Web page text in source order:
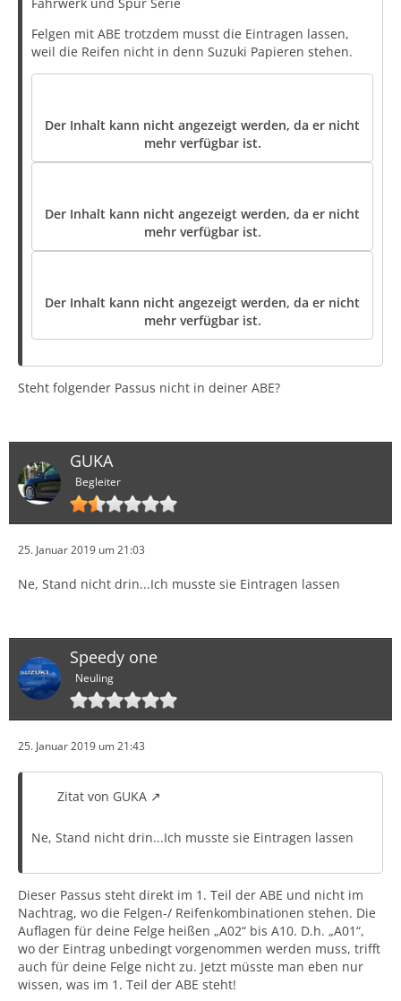
Felgen mit ABE trotzdem musst die Eintragen lassen,
weil die Reifen nicht in denn Suzuki Papieren stehen.
Der Inhalt kann nicht angezeigt werden, da er nicht
mehr verfügbar ist.
Der Inhalt kann nicht angezeigt werden, da er nicht
mehr verfügbar ist.
Der Inhalt kann nicht angezeigt werden, da er nicht
mehr verfügbar ist.
Steht folgender Passus nicht in deiner ABE?
GUKA
Begleiter
25. Januar 2019 um 21:03
Ne, Stand nicht drin...Ich musste sie Eintragen lassen
Speedy one
Neuling
25. Januar 2019 um 21:43
Zitat von GUKA
Ne, Stand nicht drin...Ich musste sie Eintragen lassen
Dieser Passus steht direkt im 1. Teil der ABE und nicht im
Nachtrag, wo die Felgen-/ Reifenkombinationen stehen. Die
Auflagen für deine Felge heißen „A02“ bis A10. D.h. „A01“,
wo der Eintrag unbedingt vorgenommen werden muss, trifft
auch für deine Felge nicht zu. Jetzt müsste man eben nur
wissen, was im 1. Teil der ABE steht!